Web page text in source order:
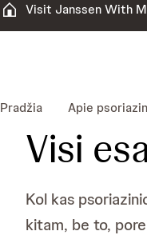
Visit Janssen With
Pradžia Apie
Visi
Kol kas
kitam, be to,